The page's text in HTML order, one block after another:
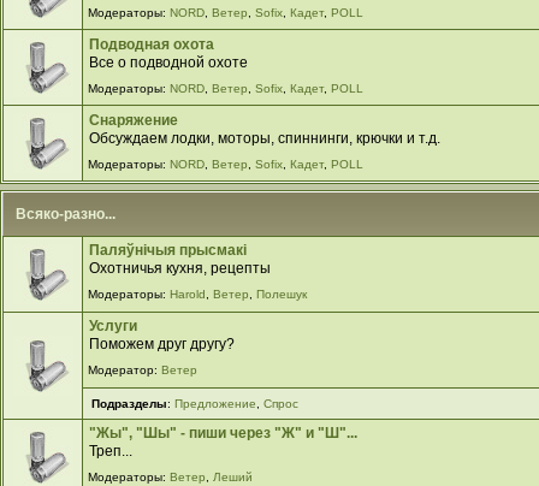
Модераторы: NORD, Ветер Sofix, Кадет, POLL
Подводная охота
Все о подводной охоте
Модераторы: NORD, Ветер Sofix, Кадет, POLL
Снаряжение
Обсуждаем лодки, моторы, спиннинги, крючки и т.д.
Модераторы: NORD, Ветер Sofix, Кадет, POLL
Всяко-разно...
Паляўнiчыя прысмакi
Охотничья кухня, рецепты
Модераторы: Harold , Ветер, Полешук
Услуги
Поможем друг другу?
Модератор: Ветер
Подразделы:Предложение ,Спрос
"Жы", "Шы" - пиши через "Ж" и "Ш"...
Треп...
Модераторы: Ветер, Леший